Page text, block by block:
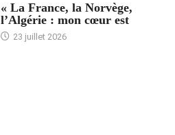
« La France, la Norvège,
l’Algérie : mon cœur est
23 juillet 2026